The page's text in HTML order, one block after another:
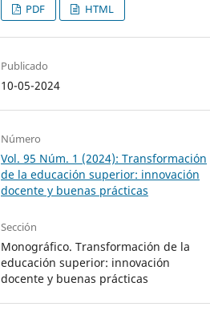
PDF HTML
Publicado
10-05-2024
Número
Vol. 95 Núm. 1 (2024): Transformación
de la educación superior: innovación
docente y buenas prácticas
Sección
Monográfico. Transformación de la
educación superior: innovación
docente y buenas prácticas